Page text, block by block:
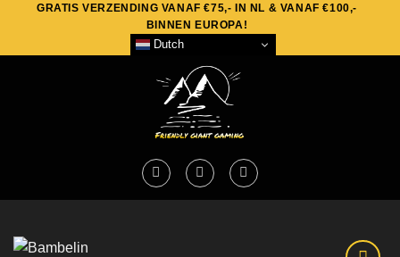
content
GRATIS VERZENDING VANAF €75,- IN NL & VANAF €100,-
BINNEN EUROPA!
Dutch